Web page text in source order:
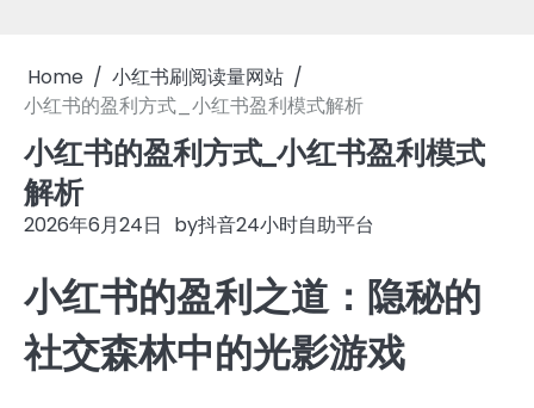
Home
小红书刷阅读量网站
小红书的盈利方式_小红书盈利模式解析
小红书的盈利方式_小红书盈利模式
解析
2026年6月24日 by抖音24小时自助平台
小红书的盈利之道：隐秘的
社交森林中的光影游戏